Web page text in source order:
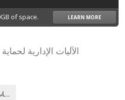
of space. LEARN MORE
الآليات الإدارية
الآليات الإدارية لحماية الملكية الفكرية